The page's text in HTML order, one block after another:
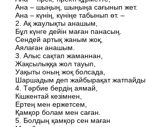
Ана – шыңың, шыңыңа сағынып жет.
Ана – күнің, күніңе табынып өт. –
2. Ақ жаулықты анашым,
Бұл күнге дейін маған панасың.
Сендей артық жаным жоқ,
Аялаған анашым.
3. Алыс сақтап жаманнан,
Жақсылыққа жол тауып,
Уақыты оның жоқ болсада,
Шаршадым деп жайбырақат жатпайды.
4. Тәрбие бердің аямай,
Кішкентай кезімнен,
Ертең мен ержетсем,
Қамқор болам мен саған.
5. Болдың қамқор сен маған